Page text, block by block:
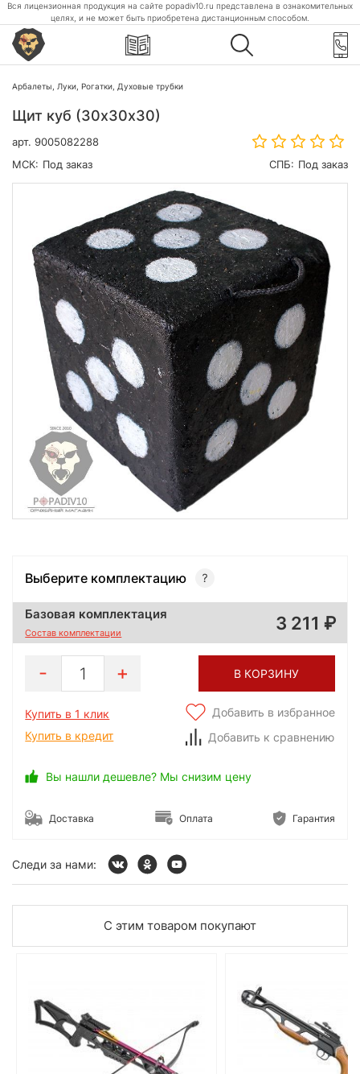
Вся лицензионная продукция на сайте popadiv10.ru представлена в ознакомительных
целях, и не может быть приобретена дистанционным способом.
Арбалеты, Луки, Рогатки, Духовые трубки
Щит куб (30х30х30)
арт. 9005082288
МСК: Под заказ СПБ: Под заказ
Выберите комплектацию
Базовая комплектация
Состав комплектации 3 211
1 В КОРЗИНУ
Купить в 1 клик
Купить в кредит
Добавить в избранное
Добавить к сравнению
Вы нашли дешевле? Мы снизим цену
Доставка Оплата Гарантия
Следи за нами:
С этим товаром покупают